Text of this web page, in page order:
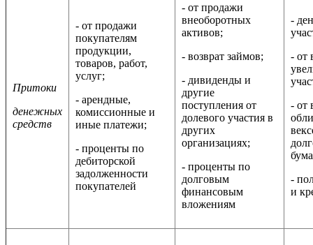
Притоки
денежных
средств
- от продажи
покупателям
продукции,
товаров, работ,
услуг;
- арендные,
комиссионные и
иные платежи;
- проценты по
дебиторской
задолженности
покупателей
- от продажи
внеоборотных
активов;
- возврат займов;
- дивиденды и
другие
поступления от
долевого участия в
других
организациях;
- проценты по
долговым
финансовым
вложениям
-
- от
- от
-
и